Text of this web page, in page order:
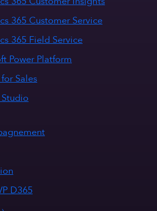
365 Customer Service
365 Field Service
Power Platform
Sales
D365